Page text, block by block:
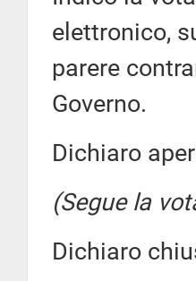
elettronico,
parere
Governo.
Dichiaro
(Segue la
Dichiaro